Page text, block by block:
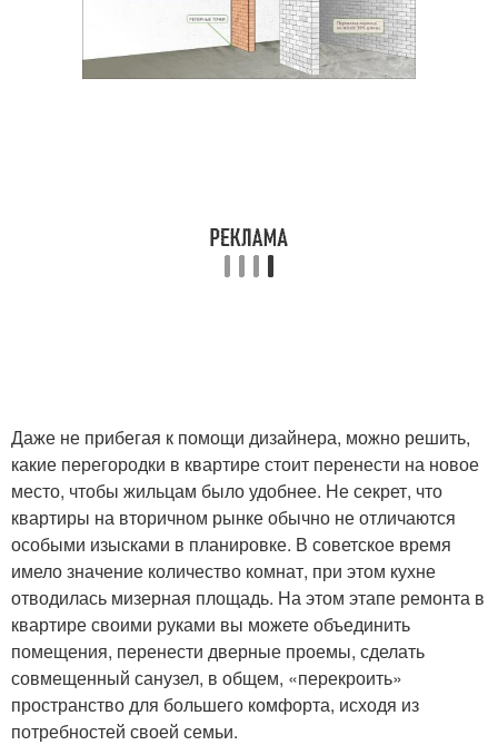
Даже не прибегая к помощи дизайнера, можно решить,
какие перегородки в квартире стоит перенести на новое
место, чтобы жильцам было удобнее. Не секрет, что
квартиры на вторичном рынке обычно не отличаются
особыми изысками в планировке. В советское время
имело значение количество комнат, при этом кухне
отводилась мизерная площадь. На этом этапе ремонта в
квартире своими руками вы можете объединить
помещения, перенести дверные проемы, сделать
совмещенный санузел, в общем, «перекроить»
пространство для большего комфорта, исходя из
потребностей своей семьи.